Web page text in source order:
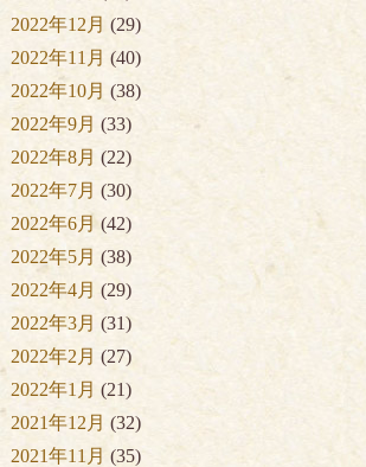
2022年12月 (29)
2022年11月 (40)
2022年10月 (38)
2022年9月 (33)
2022年8月 (22)
2022年7月 (30)
2022年6月 (42)
2022年5月 (38)
2022年4月 (29)
2022年3月 (31)
2022年2月 (27)
2022年1月 (21)
2021年12月 (32)
2021年11月 (35)